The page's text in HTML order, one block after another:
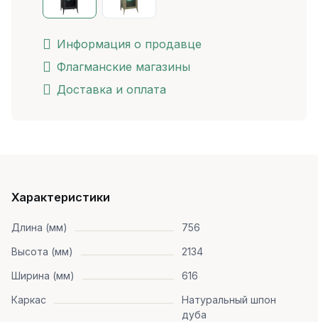
Информация о продавце
Флагманские магазины
Доставка и оплата
Характеристики
Длина (мм)
756
Высота (мм)
2134
Ширина (мм)
616
Каркас
Натуральный шпон
дуба